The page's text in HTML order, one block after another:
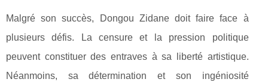
Malgré son succès, Dongou Zidane doit faire face à
plusieurs défis. La censure et la pression politique
peuvent constituer des entraves à sa liberté artistique.
Néanmoins, sa détermination et son ingéniosité